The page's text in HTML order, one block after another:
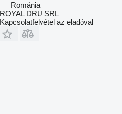
Románia
ROYAL DRU SRL
Kapcsolatfelvétel az eladóval